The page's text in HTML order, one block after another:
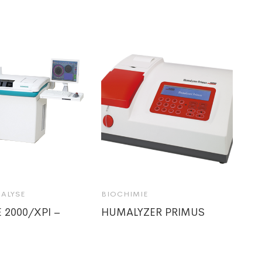
2000/XPI –
BIOCHIMIE
HUMALYZER PRIMUS